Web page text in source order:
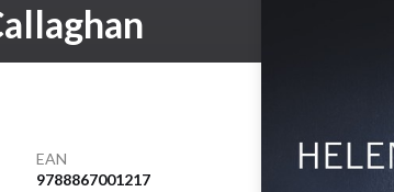
EAN
9788867001217